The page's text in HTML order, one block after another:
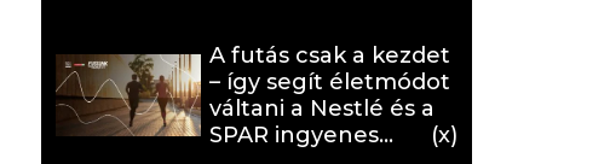
A futás csak a kezdet
– így segít életmódot
váltani a Nestlé és a
SPAR ingyenes